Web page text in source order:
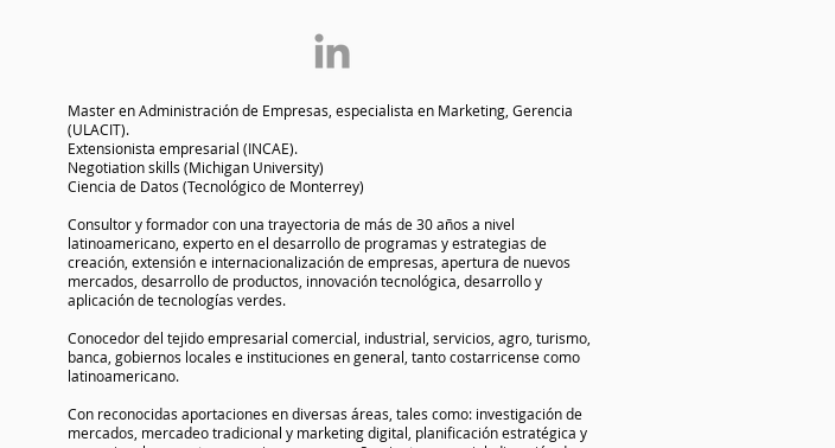
Master en Administración de Empresas, especialista en Marketing, Gerencia
(ULACIT).
Extensionista empresarial (INCAE).
Negotiation skills (Michigan University)
Ciencia de Datos (Tecnológico de Monterrey)
Consultor y formador con una trayectoria de más de 30 años a nivel
latinoamericano, experto en el desarrollo de programas y estrategias de
creación, extensión e internacionalización de empresas, apertura de nuevos
mercados, desarrollo de productos, innovación tecnológica, desarrollo y
aplicación de tecnologías verdes.
Conocedor del tejido empresarial comercial, industrial, servicios, agro, turismo,
banca, gobiernos locales e instituciones en general, tanto costarricense como
latinoamericano.
Con reconocidas aportaciones en diversas áreas, tales como: investigación de
mercados, mercadeo tradicional y marketing digital, planificación estratégica y